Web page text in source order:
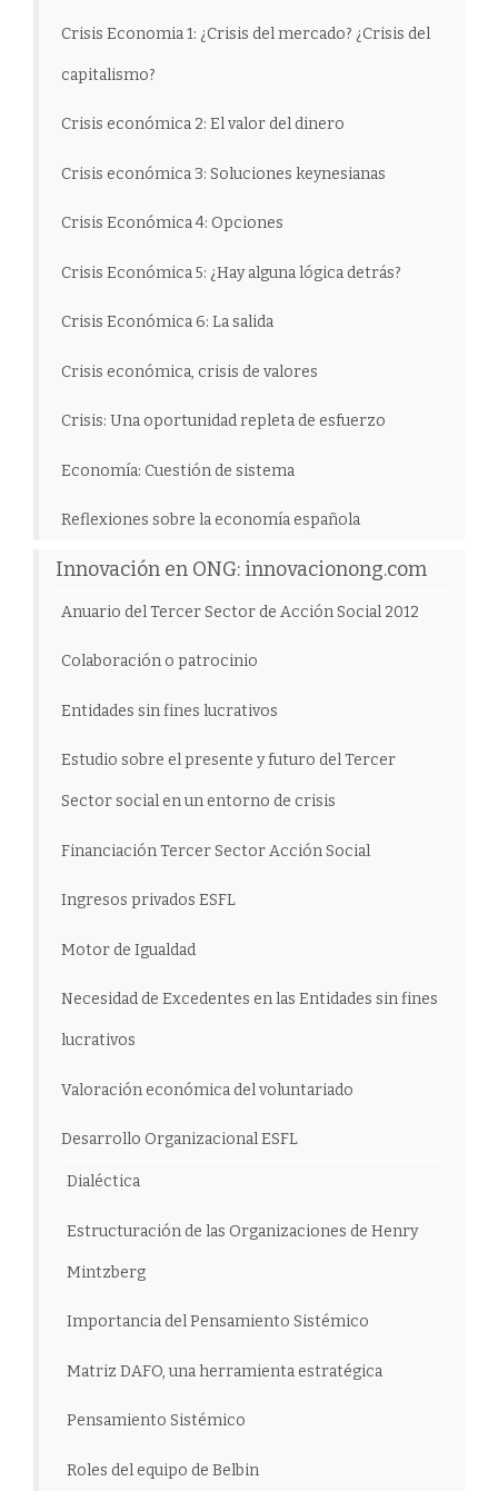
Crisis Economia 1: ¿Crisis del mercado? ¿Crisis del
capitalismo?
Crisis económica 2: El valor del dinero
Crisis económica 3: Soluciones keynesianas
Crisis Económica 4: Opciones
Crisis Económica 5: ¿Hay alguna lógica detrás?
Crisis Económica 6: La salida
Crisis económica, crisis de valores
Crisis: Una oportunidad repleta de esfuerzo
Economía: Cuestión de sistema
Reflexiones sobre la economía española
Innovación en ONG: innovacionong.com
Anuario del Tercer Sector de Acción Social 2012
Colaboración o patrocinio
Entidades sin fines lucrativos
Estudio sobre el presente y futuro del Tercer
Sector social en un entorno de crisis
Financiación Tercer Sector Acción Social
Ingresos privados ESFL
Motor de Igualdad
Necesidad de Excedentes en las Entidades sin fines
lucrativos
Valoración económica del voluntariado
Desarrollo Organizacional ESFL
Dialéctica
Estructuración de las Organizaciones de Henry
Mintzberg
Importancia del Pensamiento Sistémico
Matriz DAFO, una herramienta estratégica
Pensamiento Sistémico
Roles del equipo de Belbin